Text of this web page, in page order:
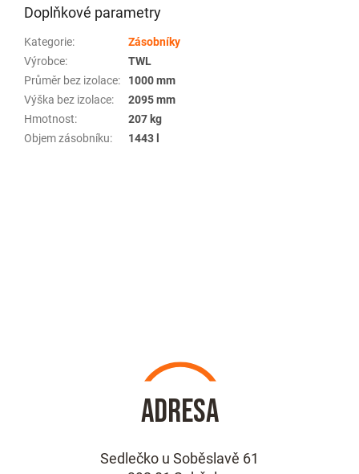
Doplňkové parametry
Kategorie:
Zásobníky
Výrobce:
TWL
Průměr bez izolace:
1000 mm
Výška bez izolace:
2095 mm
Hmotnost:
207 kg
Objem zásobníku: 1443 l
Adresa
Sedlečko u Soběslavě 61